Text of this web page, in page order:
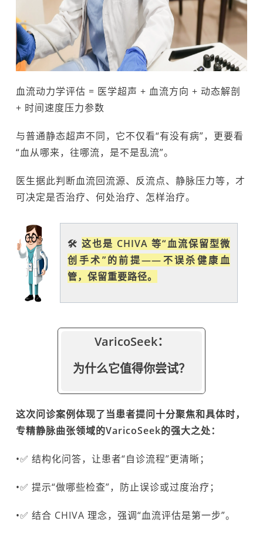
血流动力学评估 = 医学超声 + 血流方向 + 动态解剖
+ 时间速度压力参数
与普通静态超声不同，它不仅看“有没有病”，更要看
“血从哪来，往哪流，是不是乱流”。
医生据此判断血流回流源、反流点、静脉压力等，才
可决定是否治疗、何处治疗、怎样治疗。
🛠️这也是 CHIVA 等“血流保留型微
创手术”的前提——不误杀健康血
管，保留重要路径。
VaricoSeek：
为什么它值得你尝试？
这次问诊案例体现了当患者提问十分聚焦和具体时，
专精静脉曲张领域的VaricoSeek的强大之处：
•✅ 结构化问答，让患者“自诊流程”更清晰；
•✅ 提示“做哪些检查”，防止误诊或过度治疗；
•✅ 结合 CHIVA 理念，强调“血流评估是第一步”。